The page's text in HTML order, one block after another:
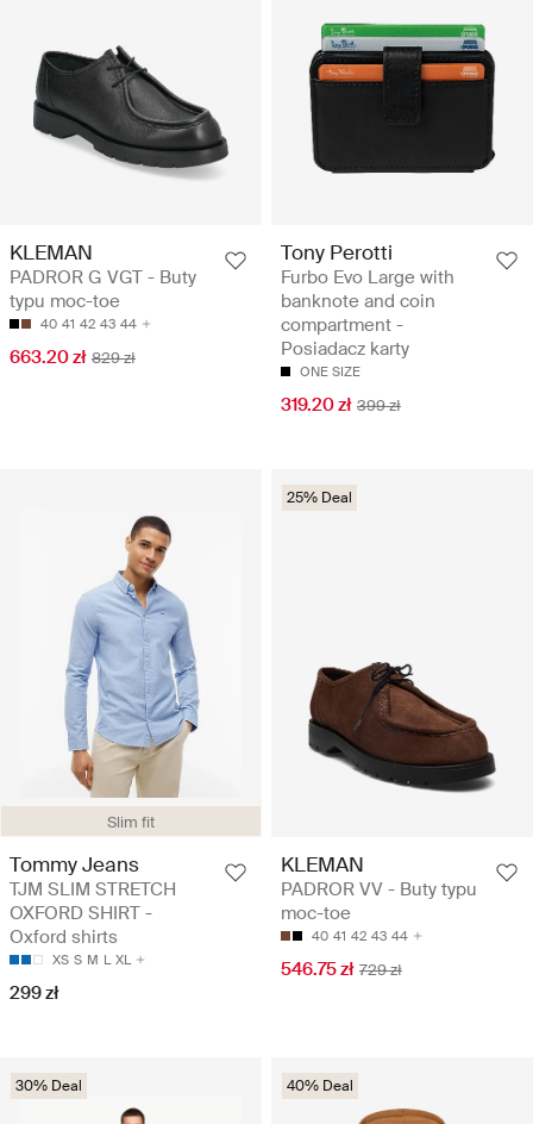
KLEMAN
PADROR G VGT - Buty
typu moc-toe
40 41 42 43 44
663.20 zł 829 zł
Tony Perotti
Furbo Evo Large with
banknote and coin
compartment -
Posiadacz karty
ONE SIZE
319.20 zł 399 zł
Slim fit
Tommy Jeans
TJM SLIM STRETCH
OXFORD SHIRT -
Oxford shirts
XS S M L XL
299 zł
25% Deal
KLEMAN
PADROR VV - Buty typu
moc-toe
40 41 42 43 44
546.75 zł 729 zł
30% Deal 40% Deal